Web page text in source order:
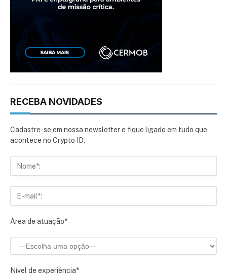
RECEBA NOVIDADES
Cadastre-se em nossa newsletter e fique ligado em tudo que
acontece no Crypto ID.
Área de atuação*
Nível de experiência*